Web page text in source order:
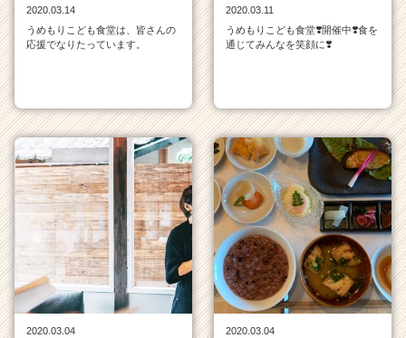
2020.03.14
うめもりこども食堂は、皆さんの
応援でなりたっています。
2020.03.11
うめもりこども食堂❣️開催中❣️食を
通じてみんなを笑顔に❣️
2020.03.04
2020.03.04